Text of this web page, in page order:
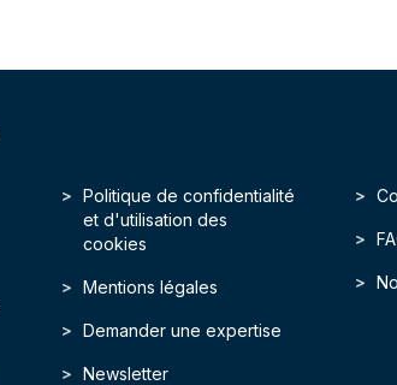
Politique de confidentialité
et d'utilisation des
cookies
Mentions légales
Demander une expertise
Newsletter